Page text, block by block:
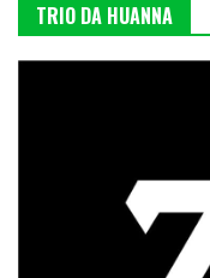
TRIO DA HUANNA